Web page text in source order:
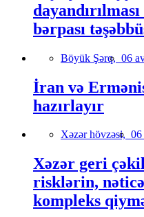
bərpası
Böyük Şərq, 06
İran və
hazırlayır
Xəzər hövzəsi, 06
Xəzər geri
risklərin,
kompleks